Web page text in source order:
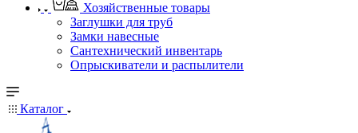
Хозяйственные товары
Заглушки для труб
Замки навесные
Сантехнический инвентарь
Опрыскиватели и распылители
Каталог